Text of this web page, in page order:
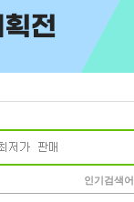
인기검색어